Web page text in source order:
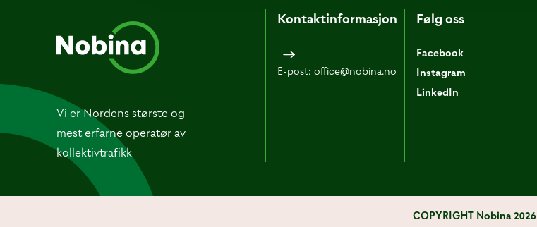
Vi er Nordens største og
mest erfarne operatør av
kollektivtrafikk
Kontaktinformasjon
E-post: office@nobina.no
Følg oss
Facebook
Instagram
LinkedIn
COPYRIGHTNobina 2026